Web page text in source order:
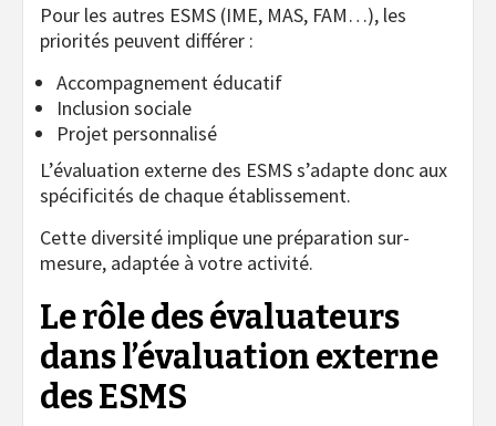
Pour les autres ESMS (IME, MAS, FAM…), les
priorités peuvent différer :
Accompagnement éducatif
Inclusion sociale
Projet personnalisé
L’évaluation externe des ESMS s’adapte donc aux
spécificités de chaque établissement.
Cette diversité implique une préparation sur-
mesure, adaptée à votre activité.
Le rôle des évaluateurs
dans l’évaluation externe
des ESMS